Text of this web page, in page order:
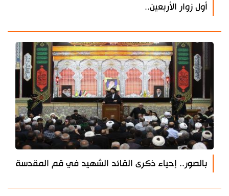
أول زوار الأربعين..
بالصور.. إحياء ذكرى القائد الشهيد في قم المقدسة